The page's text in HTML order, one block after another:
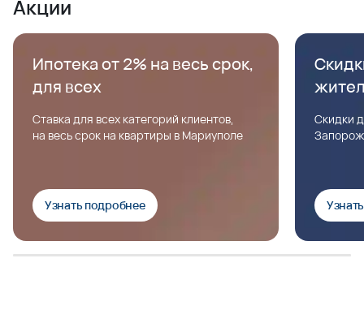
Акции
Ипотека от 2% на весь срок,
для всех
Ставка для всех категорий клиентов,
на весь срок на квартиры в Мариуполе
Узнать подробнее
Скидки